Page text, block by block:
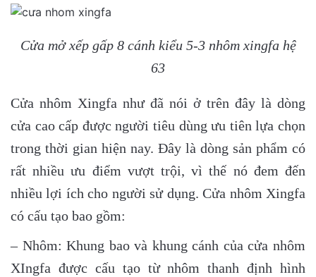
Cửa mở xếp gấp 8 cánh kiểu 5-3 nhôm xingfa hệ
63
Cửa nhôm Xingfa như đã nói ở trên đây là dòng
cửa cao cấp được người tiêu dùng ưu tiên lựa chọn
trong thời gian hiện nay. Đây là dòng sản phẩm có
rất nhiều ưu điểm vượt trội, vì thế nó đem đến
nhiều lợi ích cho người sử dụng. Cửa nhôm Xingfa
có cấu tạo bao gồm:
– Nhôm: Khung bao và khung cánh của cửa nhôm
XIngfa được cấu tạo từ nhôm thanh định hình